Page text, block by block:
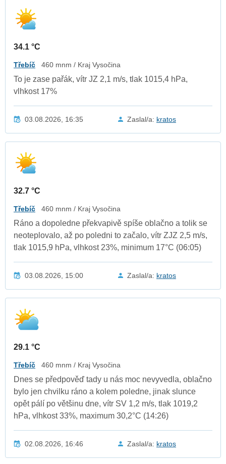
34.1 °C
Třebíč 460 mnm / Kraj Vysočina
To je zase pařák, vítr JZ 2,1 m/s, tlak 1015,4 hPa,
vlhkost 17%
03.08.2026, 16:35 Zaslal/a: kratos
32.7 °C
Třebíč 460 mnm / Kraj Vysočina
Ráno a dopoledne překvapivě spíše oblačno a tolik se
neoteplovalo, až po poledni to začalo, vítr ZJZ 2,5 m/s,
tlak 1015,9 hPa, vlhkost 23%, minimum 17°C (06:05)
03.08.2026, 15:00 Zaslal/a: kratos
29.1 °C
Třebíč 460 mnm / Kraj Vysočina
Dnes se předpověď tady u nás moc nevyvedla, oblačno
bylo jen chvilku ráno a kolem poledne, jinak slunce
opět pálí po většinu dne, vítr SV 1,2 m/s, tlak 1019,2
hPa, vlhkost 33%, maximum 30,2°C (14:26)
02.08.2026, 16:46 Zaslal/a: kratos